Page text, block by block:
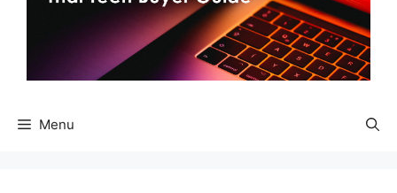
Menu